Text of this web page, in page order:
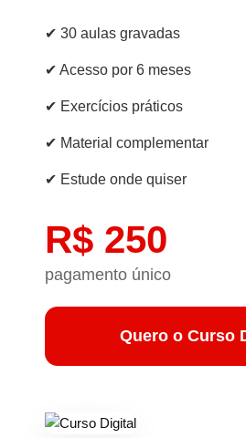
✔ 30 aulas gravadas
✔ Acesso por 6 meses
✔ Exercícios práticos
✔ Material complementar
✔ Estude onde quiser
R$ 250
pagamento único
Quero o Curso